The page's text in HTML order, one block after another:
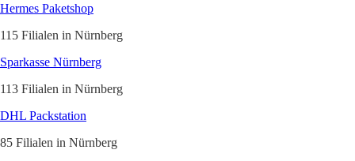
Hermes Paketshop
115 Filialen in Nürnberg
Sparkasse Nürnberg
113 Filialen in Nürnberg
DHL Packstation
85 Filialen in Nürnberg